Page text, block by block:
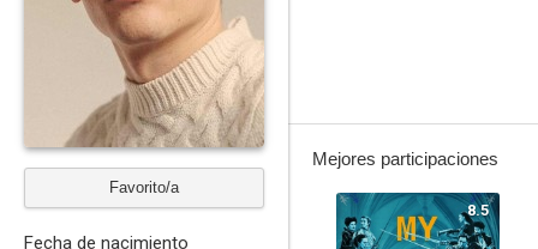
Favorito/a
Fecha de nacimiento
Mejores participaciones
8.5